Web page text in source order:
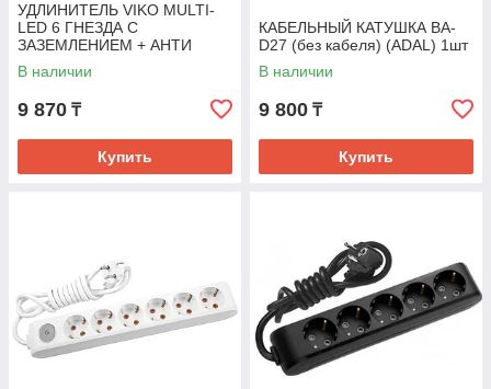
УДЛИНИТЕЛЬ VIKO MULTI-
LED 6 ГНЕЗДА С
ЗАЗЕМЛЕНИЕМ + АНТИ
УДАРНЫЙ ЗАЩИТОЙ
В наличии
9 870 ₸
Купить
КАБЕЛЬНЫЙ КАТУШКА BA-
D27 (без кабеля) (ADAL) 1шт
В наличии
9 800 ₸
Купить